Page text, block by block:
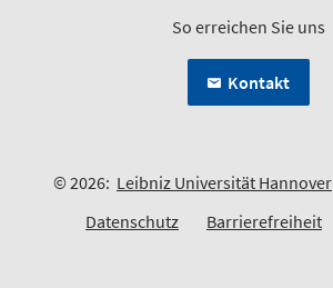
So erreichen Sie uns
Kontakt
© 2026: Leibniz Universität Hannover
Datenschutz
Barrierefreiheit